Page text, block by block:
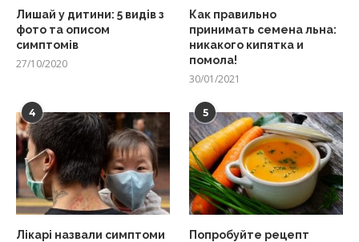
Лишай у дитини: 5 видів з
фото та описом
симптомів
27/10/2020
Как правильно
принимать семена льна:
никакого кипятка и
помола!
30/01/2021
4
Лікарі назвали симптоми
5
Попробуйте рецепт